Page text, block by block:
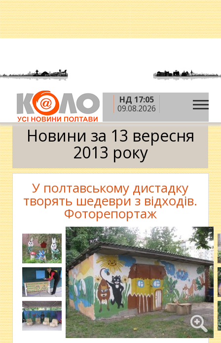
НД 17:05
09.08.2026
Головна » 2013 рік » вересень »13 вересня
Календар
Новини за 13 вересня
2013 року
У полтавському дистадку
творять шедеври з відходів.
Фоторепортаж